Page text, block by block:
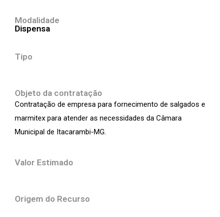
Modalidade
Dispensa
Tipo
Objeto da contratação
Contratação de empresa para fornecimento de salgados e
marmitex para atender as necessidades da Câmara
Municipal de Itacarambi-MG.
Valor Estimado
Origem do Recurso